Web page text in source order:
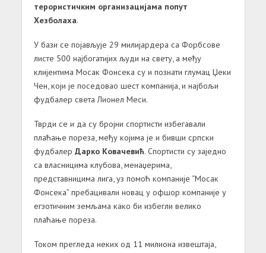
терористичким организацијама попут
Хезболаха.
У бази се појављује 29 милијардера са Форбсове
листе 500 најбогатијих људи на свету, а међу
клијентима Мосак Фонсека су и познати глумац Џеки
Чен, који је поседовао шест компанија, и најбољи
фудбалер света Лионел Меси.
Тврди се и да су бројни спортисти избегавали
плаћање пореза, међу којима је и бивши српски
фудбалер Дарко Ковачевић. Спортисти су заједно
са власницима клубова, менаџерима,
представницима лига, уз помоћ компаније “Мосак
Фонсека” пребацивали новац у офшор компаније у
егзотичним земљама како би избегли велико
плаћање пореза.
Током прегледа неких од 11 милиона извештаја,